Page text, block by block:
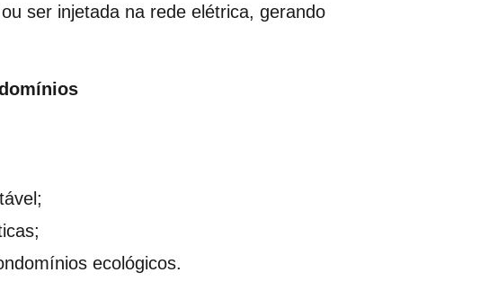
ser injetada na rede elétrica, gerando
ecológicos.